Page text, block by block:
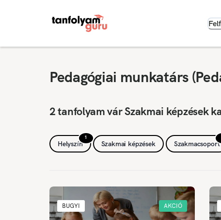
Pedagógiai munkatárs
2 tanfolyam vár Szakmai képzések
1
Helyszín Szakmai képzések Szakmacsoport
BUGYI AKCIÓ